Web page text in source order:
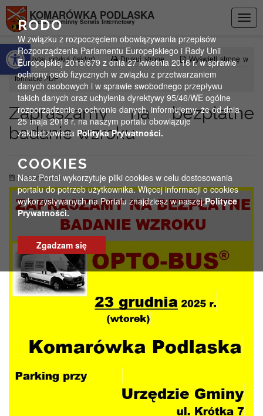
Otwórz pasek narzędzi
KOMARÓWKA PODLASKA
Oficjalny gminny Serwis Internetowy
Czytaj artykuł (lektor) Drukuj stronę Wyświetl stronę w
formacie PDF
Zapraszamy na bezpłatne
badanie wzroku
3 grudnia 2025
RODO
W związku z rozpoczęciem obowiązywania przepisów
Rozporządzenia Parlamentu Europejskiego i Rady Unii
Europejskiej 2016/679 z dnia 27 kwietnia 2016 r. w sprawie
ochrony osób fizycznych w związku z przetwarzaniem
danych osobowych i w sprawie swobodnego przepływu
takich danych oraz uchylenia dyrektywy 95/46/WE ogólne
rozporządzenie o ochronie danych, informujemy, że od dnia
25 maja 2018 r. na naszym portalu obowiązuje
zaktualizowana Polityka Prywatności.
COOKIES
Nasz Portal wykorzytuje pliki cookies w celu dostosowania
portalu do potrzeb użytkownika. Więcej informacji o cookies
wykorzystywanych na Portalu znajdziesz w naszejPolityce
Prywatności.
Zgadzam się